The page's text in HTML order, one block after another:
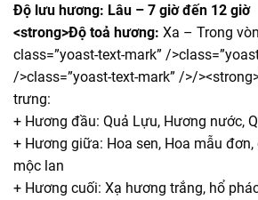
Độ lưu hương: Lâu – 7 giờ đến 12 giờ
<strong>Độ toả hương: Xa – Trong
class=”yoast-text-mark” /
/>class=”yoast-text-mark” />/
trưng:
+ Hương đầu: Quả Lựu, Hương nước,
+ Hương giữa: Hoa sen, Hoa mẫu
mộc lan
+ Hương cuối: Xạ hương trắng, hổ